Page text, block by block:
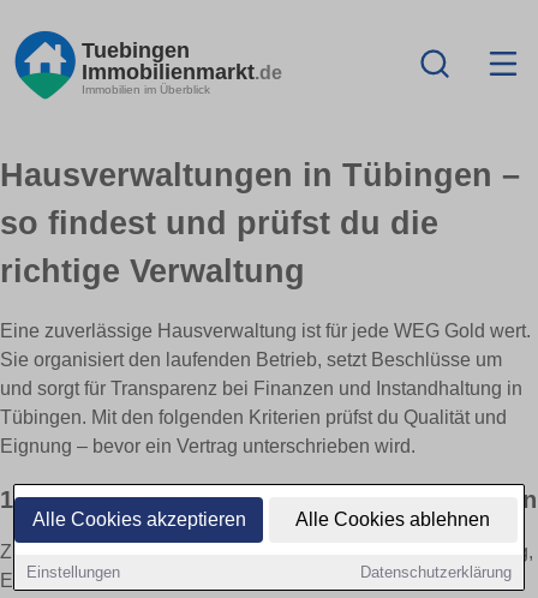
Alle Cookies akzeptieren Alle Cookies ablehnen
Einstellungen Datenschutzerklärung
Tuebingen
Immobilienmarkt.de
Immobilien im Überblick
Hausverwaltungen in Tübingen –
so findest und prüfst du die
richtige Verwaltung
Eine zuverlässige Hausverwaltung ist für jede WEG Gold wert.
Sie organisiert den laufenden Betrieb, setzt Beschlüsse um
und sorgt für Transparenz bei Finanzen und Instandhaltung in
Tübingen. Mit den folgenden Kriterien prüfst du Qualität und
Eignung – bevor ein Vertrag unterschrieben wird.
1) Aufgaben & Verantwortungen klar definieren
Zur Grundaufgabe zählen: Wirtschaftsplan, Jahresabrechnung,
Einberufung der Eigentümerversammlung, Durchsetzung von